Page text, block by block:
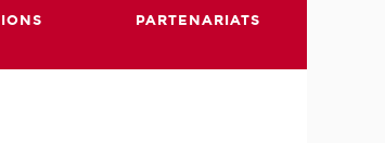
PARTENARIATS